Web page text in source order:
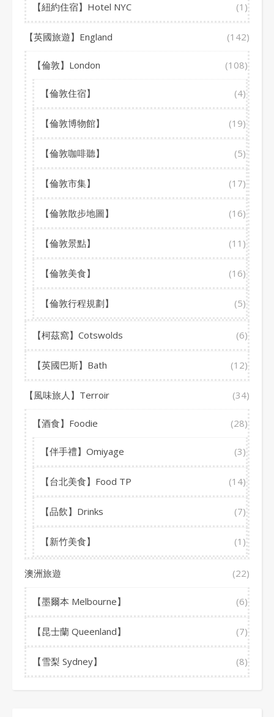
【紐約住宿】Hotel NYC (1)
【英國旅遊】England (142)
【倫敦】London (108)
【倫敦住宿】 (4)
【倫敦博物館】 (19)
【倫敦咖啡聽】 (5)
【倫敦市集】 (17)
【倫敦散步地圖】 (16)
【倫敦景點】 (11)
【倫敦美食】 (16)
【倫敦行程規劃】 (5)
【柯茲窩】Cotswolds (6)
【英國巴斯】Bath (12)
【風味旅人】Terroir (34)
【酒食】Foodie (28)
【伴手禮】Omiyage (3)
【台北美食】Food TP (14)
【品飲】Drinks (7)
【新竹美食】 (1)
澳洲旅遊 (22)
【墨爾本 Melbourne】 (6)
【昆士蘭 Queenland】 (7)
【雪梨 Sydney】 (8)